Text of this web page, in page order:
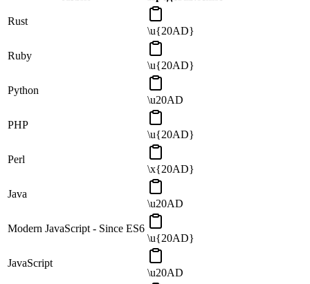
Rust
\u{20AD}
Ruby
\u{20AD}
Python
\u20AD
PHP
\u{20AD}
Perl
\x{20AD}
Java
\u20AD
Modern JavaScript - Since ES6
\u{20AD}
JavaScript
\u20AD